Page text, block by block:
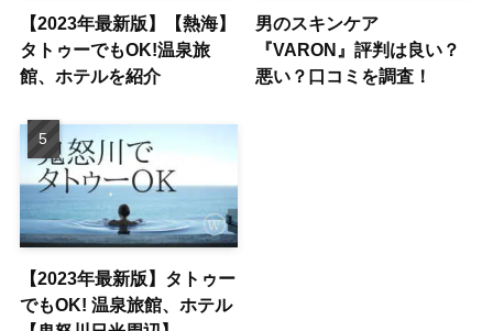
【2023年最新版】【熱海】
タトゥーでもOK!温泉旅
館、ホテルを紹介
男のスキンケア
『VARON』評判は良い？
悪い？口コミを調査！
【2023年最新版】タトゥー
でもOK! 温泉旅館、ホテル